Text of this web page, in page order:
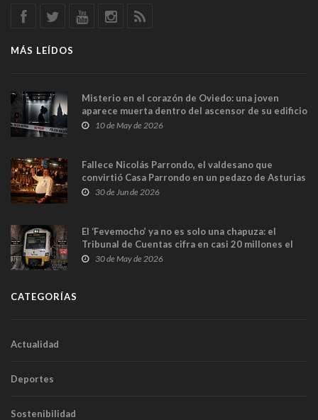
MÁS LEÍDOS
Misterio en el corazón de Oviedo: una joven
aparece muerta dentro del ascensor de su edificio
y las cámaras captan sus últimos minutos
10 de May de 2026
Fallece Nicolás Parrondo, el valdesano que
convirtió Casa Parrondo en un pedazo de Asturias
en Madrid
30 de Jun de 2026
El ‘Fevemocho’ ya no es solo una chapuza: el
Tribunal de Cuentas cifra en casi 20 millones el
sobrecoste de los trenes que no cabían por los
30 de May de 2026
CATEGORÍAS
Actualidad
Deportes
Sostenibilidad